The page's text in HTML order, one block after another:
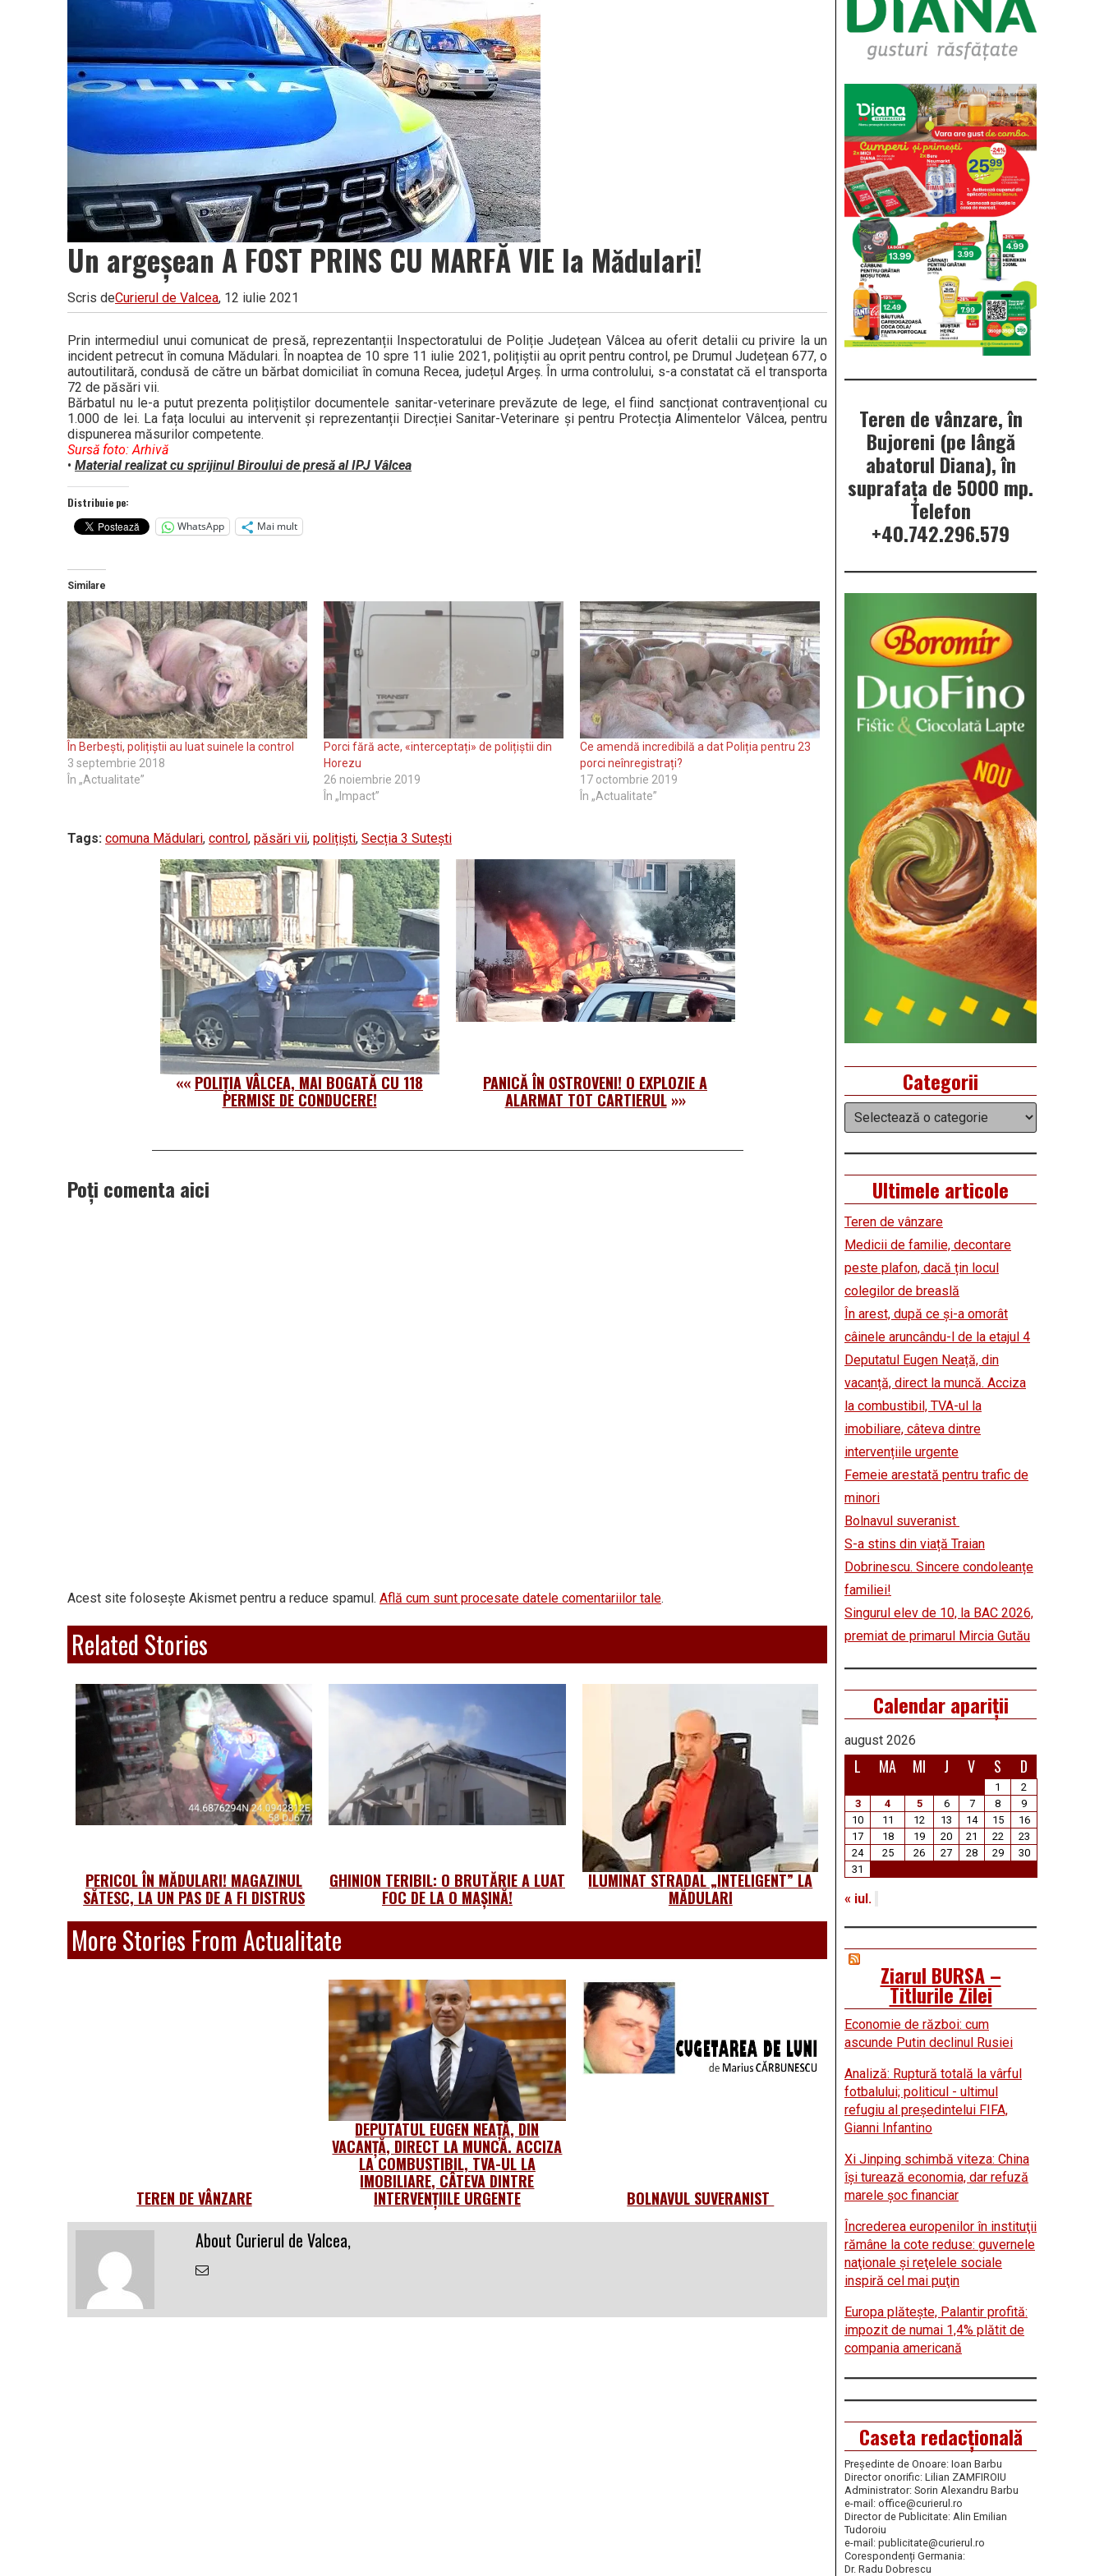
Vâlcea
Un argeșean A FOST PRINS CU MARFĂ VIE la Mădulari!
Scris deCurierul de Valcea, 12 iulie 2021
Prin intermediul unui comunicat de presă, reprezentanții Inspectoratului de Poliție Județean Vâlcea au oferit detalii cu privire la un
incident petrecut în comuna Mădulari. În noaptea de 10 spre 11 iulie 2021, polițiștii au oprit pentru control, pe Drumul Județean 677, o
autoutilitară, condusă de către un bărbat domiciliat în comuna Recea, județul Argeș. În urma controlului, s-a constatat că el transporta
72 de păsări vii.
Bărbatul nu le-a putut prezenta polițiștilor documentele sanitar-veterinare prevăzute de lege, el fiind sancționat contravențional cu
1.000 de lei. La fața locului au intervenit și reprezentanții Direcției Sanitar-Veterinare și pentru Protecția Alimentelor Vâlcea, pentru
dispunerea măsurilor competente.
Sursă foto: Arhivă
• Material realizat cu sprijinul Biroului de presă al IPJ Vâlcea
Distribuie pe:
WhatsApp
Mai mult
Similare
În Berbești, polițiștii au luat suinele la control
3 septembrie 2018
În „Actualitate”
Porci fără acte, «interceptați» de polițiștii din
Horezu
26 noiembrie 2019
În „Impact”
Ce amendă incredibilă a dat Poliția pentru 23
porci neînregistrați?
17 octombrie 2019
În „Actualitate”
Tags: comuna Mădulari, control, păsări vii, polițiști, Secția 3 Sutești
«« POLIȚIA VÂLCEA, MAI BOGATĂ CU 118
PERMISE DE CONDUCERE!
PANICĂ ÎN OSTROVENI! O EXPLOZIE A
ALARMAT TOT CARTIERUL»»
Poți comenta aici
Acest site folosește Akismet pentru a reduce spamul. Află cum sunt procesate datele comentariilor tale.
Related Stories
PERICOL ÎN MĂDULARI! MAGAZINUL
SĂTESC, LA UN PAS DE A FI DISTRUS
GHINION TERIBIL: O BRUTĂRIE A LUAT
FOC DE LA O MAȘINĂ!
ILUMINAT STRADAL „INTELIGENT” LA
MĂDULARI
More Stories From Actualitate
TEREN DE VÂNZARE
DEPUTATUL EUGEN NEAȚĂ, DIN
VACANȚĂ, DIRECT LA MUNCĂ. ACCIZA
LA COMBUSTIBIL, TVA-UL LA
IMOBILIARE, CÂTEVA DINTRE
INTERVENȚIILE URGENTE
BOLNAVUL SUVERANIST
About Curierul de Valcea,
Email
Teren de vânzare, în
Bujoreni (pe lângă
abatorul Diana), în
suprafața de 5000 mp.
Telefon
+40.742.296.579
Categorii
Categorii
Ultimele articole
Teren de vânzare
Medicii de familie, decontare
peste plafon, dacă țin locul
colegilor de breaslă
În arest, după ce și-a omorât
câinele aruncându-l de la etajul 4
Deputatul Eugen Neață, din
vacanță, direct la muncă. Acciza
la combustibil, TVA-ul la
imobiliare, câteva dintre
intervențiile urgente
Femeie arestată pentru trafic de
minori
Bolnavul suveranist
S-a stins din viață Traian
Dobrinescu. Sincere condoleanțe
familiei!
Singurul elev de 10, la BAC 2026,
premiat de primarul Mircia Gutău
Calendar apariții
august 2026
L MA MI J V S D
1
2
3
4 5 6 7 8
9
10
11 12 13 14 15
16
17
18 19 20 21 22
23
24
25 26 27 28 29
30
31
« iul.
Ziarul BURSA –
Titlurile Zilei
Economie de război: cum
ascunde Putin declinul Rusiei
Analiză: Ruptură totală la vârful
fotbalului; politicul - ultimul
refugiu al preşedintelui FIFA,
Gianni Infantino
Xi Jinping schimbă viteza: China
îşi turează economia, dar refuză
marele şoc financiar
Încrederea europenilor în instituţii
rămâne la cote reduse: guvernele
naţionale şi reţelele sociale
inspiră cel mai puţin
Europa plăteşte, Palantir profită:
impozit de numai 1,4% plătit de
compania americană
Caseta redacțională
Președinte de Onoare: Ioan Barbu
Director onorific: Lilian ZAMFIROIU
Administrator: Sorin Alexandru Barbu
e-mail: office@curierul.ro
Director de Publicitate: Alin Emilian
Tudoroiu
e-mail: publicitate@curierul.ro
Corespondenți Germania:
Dr. Radu Dobrescu